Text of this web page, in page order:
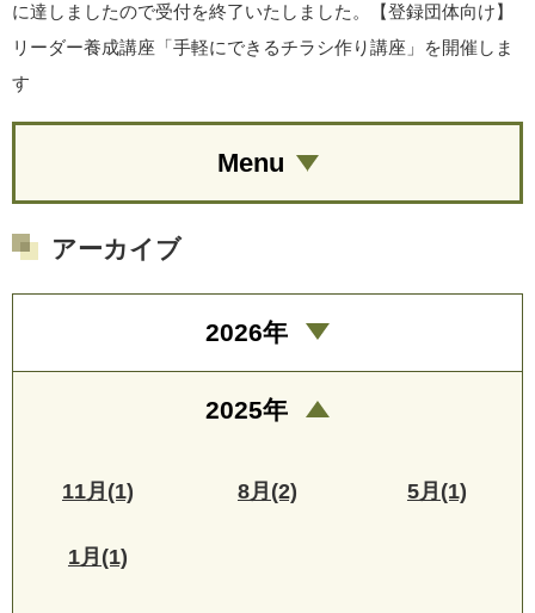
に達しましたので受付を終了いたしました。【登録団体向け】
リーダー養成講座「手軽にできるチラシ作り講座」を開催しま
す
Menu
アーカイブ
2026年
2025年
11月(1) 8月(2) 5月(1)
1月(1)